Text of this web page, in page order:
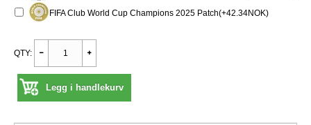
FIFA Club World Cup Champions 2025 Patch(+42.34NOK)
QTY:
Legg i handlekurv